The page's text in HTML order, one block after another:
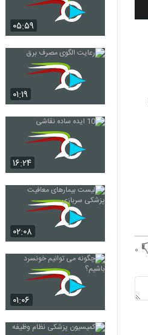
۰
۰۵:۵۹
۰۱:۱۹
۱۶:۲۴
۰۲:۰۸
۰۱:۰۶